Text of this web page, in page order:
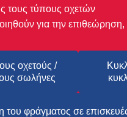
τους τύπους οχετών
για την
οχετούς /
σωλήνες
του φράγματος σε